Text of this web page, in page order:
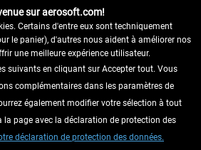
ICI
LES DERNIÈRES
sur aerosoft.com!
Certains d'entre eux sont techniquement
le panier), d'autres nous aident à améliorer nos
une meilleure expérience utilisateur.
suivants en cliquant sur Accepter tout. Vous
complémentaires dans les paramètres de
également modifier votre sélection à tout
page avec la déclaration de protection des
déclaration de protection des données.